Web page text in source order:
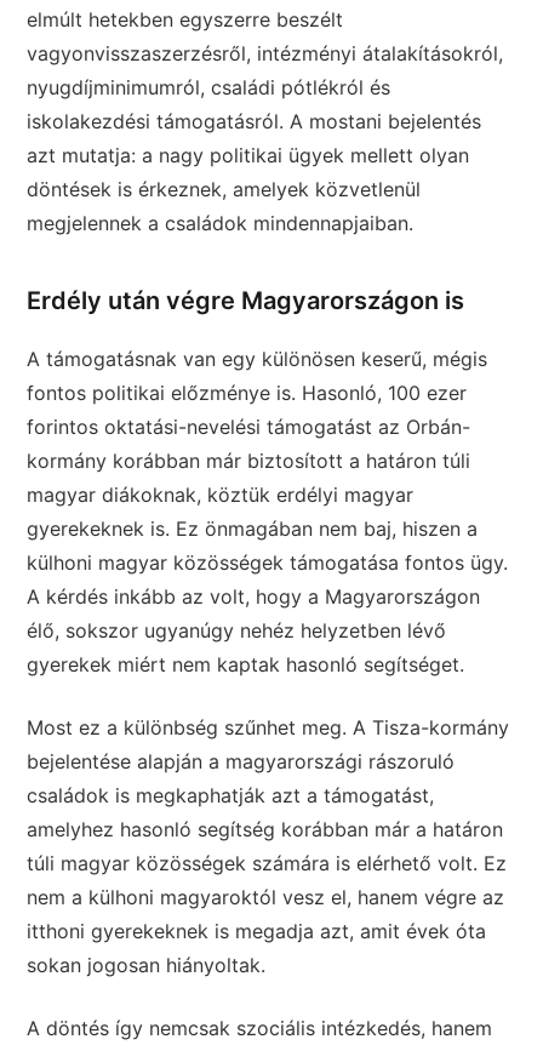
elmúlt hetekben egyszerre beszélt
vagyonvisszaszerzésről, intézményi átalakításokról,
nyugdíjminimumról, családi pótlékról és
iskolakezdési támogatásról. A mostani bejelentés
azt mutatja: a nagy politikai ügyek mellett olyan
döntések is érkeznek, amelyek közvetlenül
megjelennek a családok mindennapjaiban.
Erdély után végre Magyarországon is
A támogatásnak van egy különösen keserű, mégis
fontos politikai előzménye is. Hasonló, 100 ezer
forintos oktatási-nevelési támogatást az Orbán-
kormány korábban már biztosított a határon túli
magyar diákoknak, köztük erdélyi magyar
gyerekeknek is. Ez önmagában nem baj, hiszen a
külhoni magyar közösségek támogatása fontos ügy.
A kérdés inkább az volt, hogy a Magyarországon
élő, sokszor ugyanúgy nehéz helyzetben lévő
gyerekek miért nem kaptak hasonló segítséget.
Most ez a különbség szűnhet meg. A Tisza-kormány
bejelentése alapján a magyarországi rászoruló
családok is megkaphatják azt a támogatást,
amelyhez hasonló segítség korábban már a határon
túli magyar közösségek számára is elérhető volt. Ez
nem a külhoni magyaroktól vesz el, hanem végre az
itthoni gyerekeknek is megadja azt, amit évek óta
sokan jogosan hiányoltak.
A döntés így nemcsak szociális intézkedés, hanem